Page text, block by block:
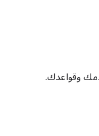
وقواعدك.